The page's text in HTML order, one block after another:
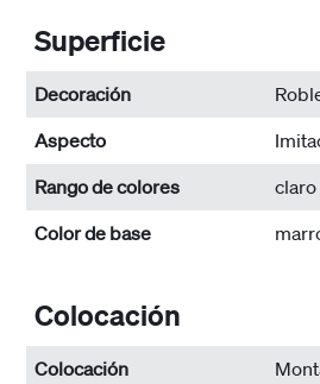
Superficie
Decoración
Aspecto
Rango de colores
claro
Color de base
Colocación
Colocación